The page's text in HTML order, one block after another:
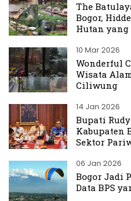
The
Bogor,
Hutan
10 Mar 2026
Wonderful
Wisata
Ciliwung
14 Jan 2026
Bupati
Kabupaten
Sektor
06 Jan 2026
Bogor Jadi
Data BPS